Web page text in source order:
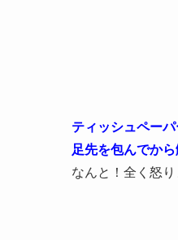
本当に魔法のよ